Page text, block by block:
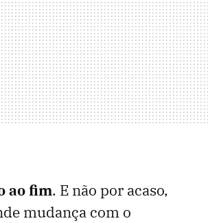
ao fim. E não por acaso,
mudança com o